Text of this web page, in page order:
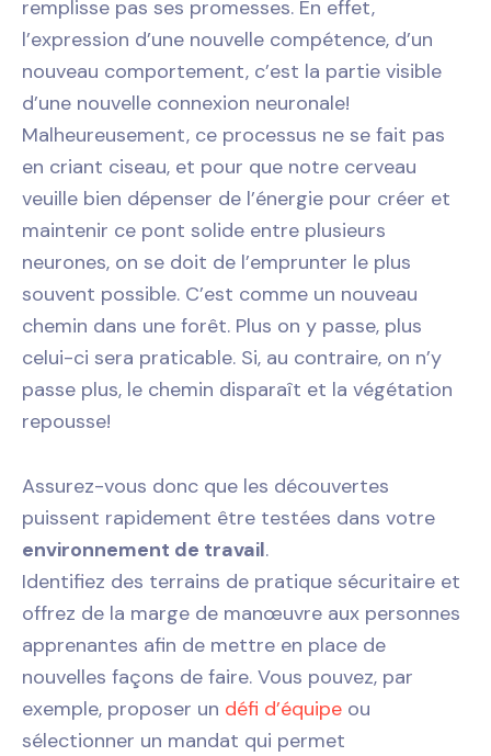
remplisse pas ses promesses. En effet,
l’expression d’une nouvelle compétence, d’un
nouveau comportement, c’est la partie visible
d’une nouvelle connexion neuronale!
Malheureusement, ce processus ne se fait pas
en criant ciseau, et pour que notre cerveau
veuille bien dépenser de l’énergie pour créer et
maintenir ce pont solide entre plusieurs
neurones, on se doit de l’emprunter le plus
souvent possible. C’est comme un nouveau
chemin dans une forêt. Plus on y passe, plus
celui-ci sera praticable. Si, au contraire, on n’y
passe plus, le chemin disparaît et la végétation
repousse!
Assurez-vous donc que les découvertes
puissent rapidement être testées dans votre
environnement de travail.
Identifiez des terrains de pratique sécuritaire et
offrez de la marge de manœuvre aux personnes
apprenantes afin de mettre en place de
nouvelles façons de faire. Vous pouvez, par
exemple, proposer un défi d’équipe ou
sélectionner un mandat qui permet